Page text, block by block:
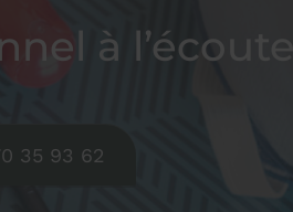
à l’écoute
35 93 62